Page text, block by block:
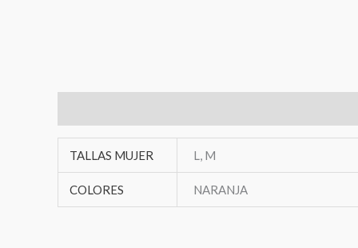
TALLAS MUJER L, M
COLORES NARANJA